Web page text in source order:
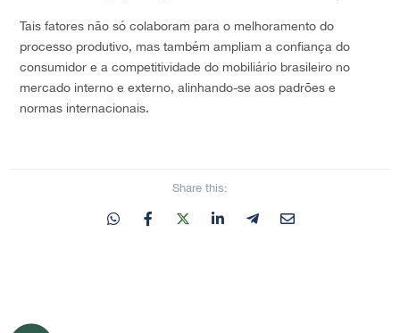
Tais fatores não só colaboram para o melhoramento do
processo produtivo, mas também ampliam a confiança do
consumidor e a competitividade do mobiliário brasileiro no
mercado interno e externo, alinhando-se aos padrões e
normas internacionais.
Share this: